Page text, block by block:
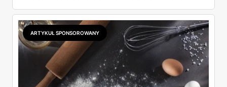
2,99 zł za kilogram, ale wyłącznie w sobotę z aplikacją. Aldi
odpowiada masłem za 2,99 zł. Werdykt w skrócie:
najwięcej wyciśniesz z Biedronki, po świeże warzywa jedź
do Aldi.
ARTYKUŁ SPONSOROWANY